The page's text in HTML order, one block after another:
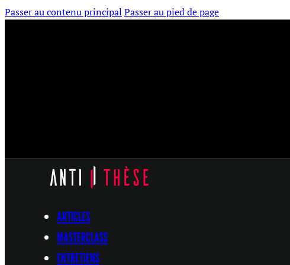
Passer au contenu principal Passer au pied de page
ARTICLES
MASTERCLASS
ENTRETIENS